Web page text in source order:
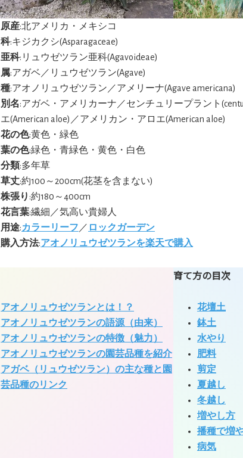
原産:北アメリカ・メキシコ
科:キジカクシ(Asparagaceae)
亜科:リュウゼツラン亜科(Agavoideae)
属:アガベ／リュウゼツラン(Agave)
種:アオノリュウゼツラン／アメリーナ(Agave americana)
別名:アガベ・アメリカーナ／センチュリープラント
エ(American aloe)／アメリカン・アロエ(American aloe)
花の色:黄色・緑色
葉の色:緑色・青緑色・黄色・白色
分類:多年草
草丈:約100～200cm(花茎を含まない)
株張り :約180～400cm
花言葉:繊細／気高い貴婦人
用途:カラーリーフ ／ ロックガーデン
購入方法:アオノリュウゼツランを楽天で購入
アオノリュウゼツランとは！？
アオノリュウゼツランの語源（由来）
アオノリュウゼツランの特徴（魅力）
アオノリュウゼツランの園芸品種を紹介
アガベ（リュウゼツラン）の主な種と園
芸品種のリンク
育て方の目次
花壇土
鉢土
水やり
肥料
剪定
夏越し
冬越し
増やし方
播種で増
病気